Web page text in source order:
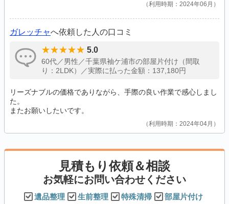
利用時期：2024年06月
ガレッチャへ依頼した人の口コミ
5.0
60代／男性／千葉県袖ケ浦市の部屋片付け（間取
り：2LDK）／実際に払った金額：137,180円
リーズナブルの価格でありながら、手際の良い作業で感心しまし
た。
またお願いしたいです。
利用時期：2024年04月
見積もり依頼＆相談
お気軽にお問い合わせください
遺品整理 生前整理 特殊清掃
部屋片付け